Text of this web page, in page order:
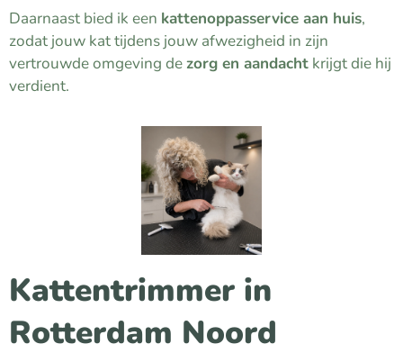
Daarnaast bied ik een kattenoppasservice aan huis,
zodat jouw kat tijdens jouw afwezigheid in zijn
vertrouwde omgeving dezorg en aandacht krijgt die hij
verdient.
Kattentrimmer in
Rotterdam Noord